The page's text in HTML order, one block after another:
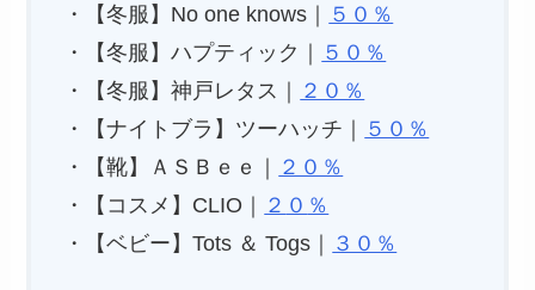
・【冬服】No one knows｜ ５０％
・【冬服】ハプティック｜ ５０％
・【冬服】神戸レタス｜ ２０％
・【ナイトブラ】ツーハッチ｜ ５０％
・【靴】ＡＳＢｅｅ｜ ２０％
・【コスメ】CLIO｜ ２ ０ ％
・【ベビー】Tots ＆ Togs｜ ３０％